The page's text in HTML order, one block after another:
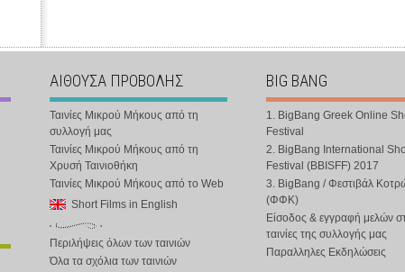
ΑΙΘΟΥΣΑ ΠΡΟΒΟΛΗΣ
Ταινίες Μικρού Μήκους από τη
συλλογή μας
Ταινίες Μικρού Μήκους από τη
Χρυσή Ταινιοθήκη
Ταινίες Μικρού Μήκους από το Web
Short Films in English
Περιλήψεις όλων των ταινιών
Όλα τα σχόλια των ταινιών
BIG BANG
1. BigBang Greek Online
Festival
2. BigBang International
Festival (BBISFF) 2017
3. BigBang / Φεστιβάλ
(ΦΦΚ)
Είσοδος & εγγραφή μελών
ταινίες της συλλογής μας
Παραλληλες Εκδηλώσεις